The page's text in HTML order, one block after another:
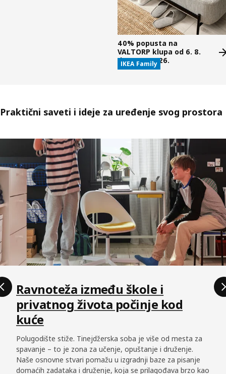
40% popusta na
VALTORP klupa od 6. 8.
do 12. 8. 2026.
IKEA Family
Praktični saveti i ideje za uređenje svog prostora
Preskoči listu
Ravnoteža između škole i
privatnog života počinje kod
kuće
Polugodište stiže. Tinejdžerska soba je više od mesta za
spavanje – to je zona za učenje, opuštanje i druženje.
Naše osnovne stvari pomažu u izgradnji baze za pisanje
domaćih zadataka i druženje, koja se prilagođava brzo kao